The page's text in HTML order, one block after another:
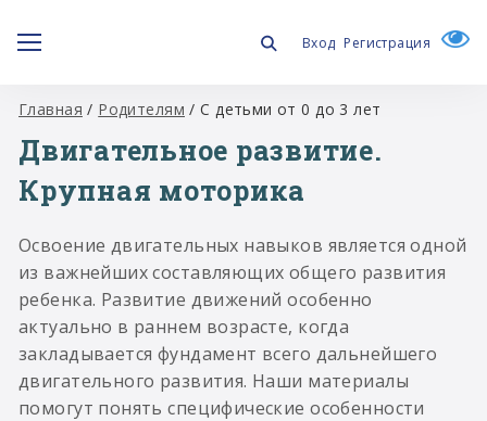
Вход Регистрация
Главная / Родителям / С детьми от 0 до 3 лет
Двигательное развитие.
Крупная моторика
Освоение двигательных навыков является одной
из важнейших составляющих общего развития
ребенка. Развитие движений особенно
актуально в раннем возрасте, когда
закладывается фундамент всего дальнейшего
двигательного развития. Наши материалы
помогут понять специфические особенности